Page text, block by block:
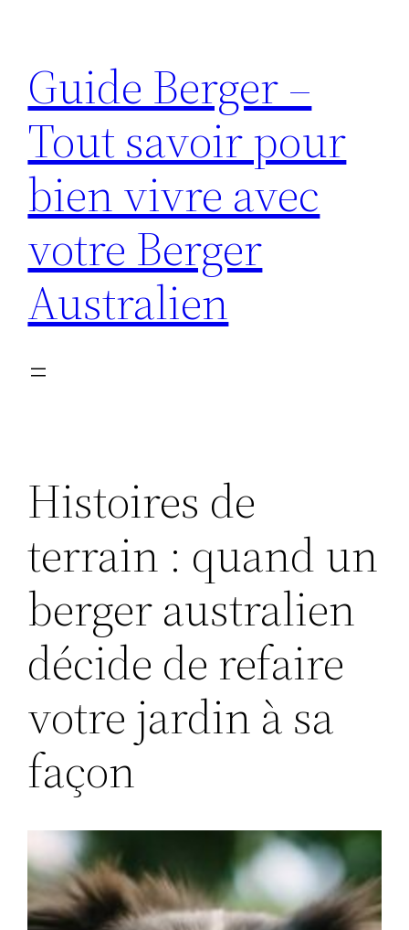
contenu
Guide Berger –
Tout savoir pour
bien vivre avec
votre Berger
Australien
Histoires de
terrain : quand un
berger australien
décide de refaire
votre jardin à sa
façon